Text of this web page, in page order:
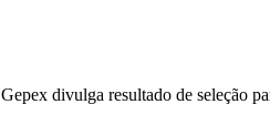
Gepex divulga resultado de seleção